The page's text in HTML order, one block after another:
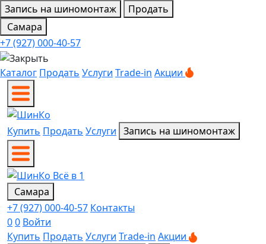
Запись на шиномонтаж
Продать
Самара
+7 (927) 000-40-57
Каталог Продать Услуги Trade-in Акции
Купить Продать Услуги Запись на шиномонтаж
Самара
+7 (927) 000-40-57 Контакты
00 Войти
Купить Продать Услуги Trade-in Акции